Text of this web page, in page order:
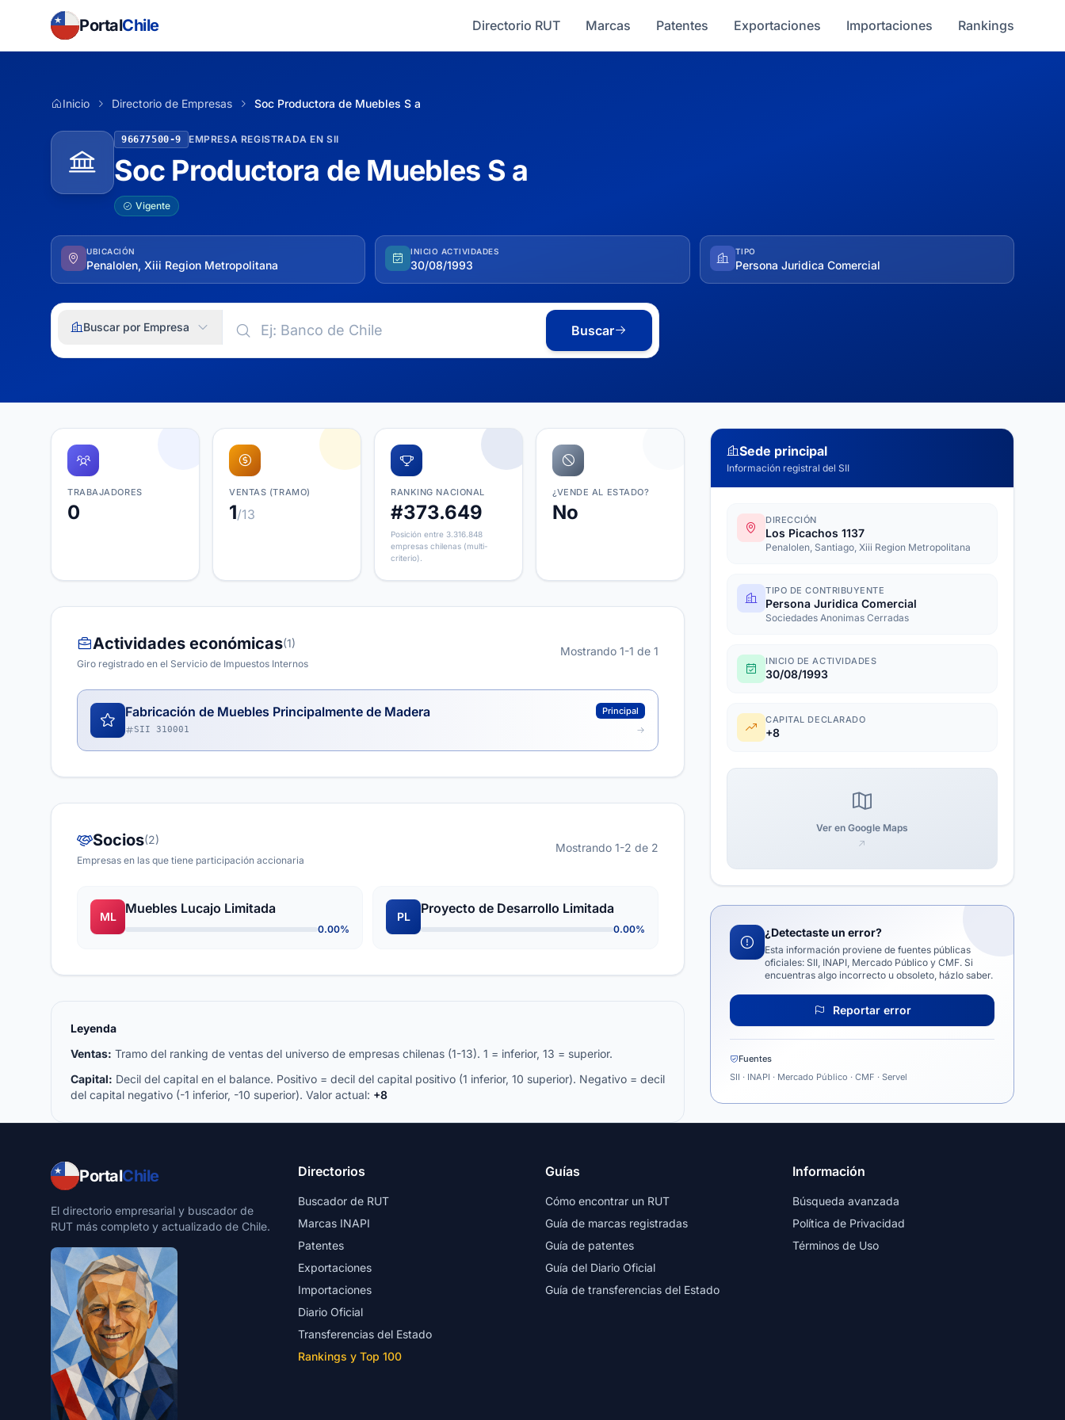
PortalChile Directorio RUT Marcas Patentes Exportaciones Importaciones Rankings
Inicio Directorio de Empresas Soc Productora de Muebles S a
96677500-9 EMPRESA REGISTRADA EN SII
Soc Productora de Muebles S a
Vigente
UBICACIÓN
Penalolen, Xiii Region Metropolitana
INICIO ACTIVIDADES
30/08/1993
TIPO
Persona Juridica Comercial
Buscar por Empresa Buscar
TRABAJADORES
0
VENTAS (TRAMO)
1/13
RANKING NACIONAL
#373.649
Posición entre 3.316.848
empresas chilenas (multi-
criterio).
¿VENDE AL ESTADO?
No
Actividades económicas(1)
Giro registrado en el Servicio de Impuestos Internos
Mostrando 1-1 de 1
Fabricación de Muebles Principalmente de Madera Principal
SII 310001
Socios(2)
Empresas en las que tiene participación accionaria
Mostrando 1-2 de 2
ML
Muebles Lucajo Limitada
0.00%
PL
Proyecto de Desarrollo Limitada
0.00%
Leyenda
Ventas: Tramo del ranking de ventas del universo de empresas chilenas (1-13). 1 = inferior, 13 = superior.
Capital: Decil del capital en el balance. Positivo = decil del capital positivo (1 inferior, 10 superior). Negativo = decil
del capital negativo (-1 inferior, -10 superior). Valor actual: +8
Sede principal
Información registral del SII
DIRECCIÓN
Los Picachos 1137
Penalolen, Santiago, Xiii Region Metropolitana
TIPO DE CONTRIBUYENTE
Persona Juridica Comercial
Sociedades Anonimas Cerradas
INICIO DE ACTIVIDADES
30/08/1993
CAPITAL DECLARADO
+8
Ver en Google Maps
¿Detectaste un error?
Esta información proviene de fuentes públicas
oficiales: SII, INAPI, Mercado Público y CMF. Si
encuentras algo incorrecto u obsoleto, házlo saber.
Reportar error
Fuentes
SII · INAPI · Mercado Público · CMF · Servel
PortalChile
El directorio empresarial y buscador de
RUT más completo y actualizado de Chile.
Directorios
Buscador de RUT
Marcas INAPI
Patentes
Exportaciones
Importaciones
Diario Oficial
Transferencias del Estado
Rankings y Top 100
Guías
Cómo encontrar un RUT
Guía de marcas registradas
Guía de patentes
Guía del Diario Oficial
Guía de transferencias del Estado
Información
Búsqueda avanzada
Política de Privacidad
Términos de Uso